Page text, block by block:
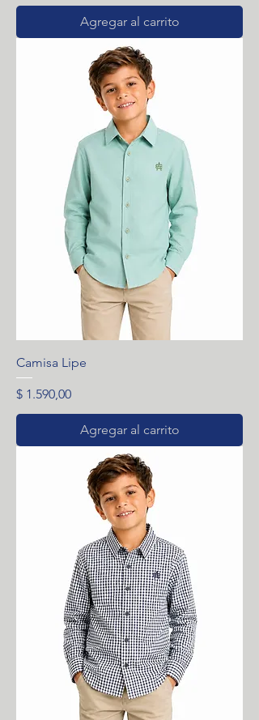
Agregar al carrito
Camisa Lipe
Precio
$ 1.590,00
Agregar al carrito